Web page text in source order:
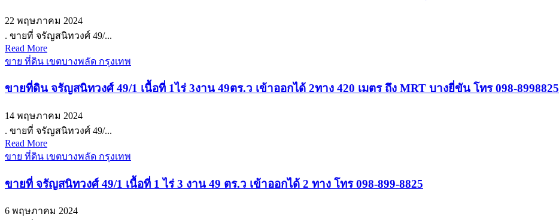
22 พฤษภาคม 2024
. ขายที่ จรัญสนิทวงศ์ 49/...
Read More
ขาย ที่ดิน เขตบางพลัด กรุงเทพ
ขายที่ดิน จรัญสนิทวงศ์ 49/1 เนื้อที่ 1ไร่ 3งาน 49ตร.ว เข้าออกได้ 2ทาง 420 เมตร ถึง MRT บางยี่ขัน โทร 098-8998825
14 พฤษภาคม 2024
. ขายที่ จรัญสนิทวงศ์ 49/...
Read More
ขาย ที่ดิน เขตบางพลัด กรุงเทพ
ขายที่ จรัญสนิทวงศ์ 49/1 เนื้อที่ 1 ไร่ 3 งาน 49 ตร.ว เข้าออกได้ 2 ทาง โทร 098-899-8825
6 พฤษภาคม 2024